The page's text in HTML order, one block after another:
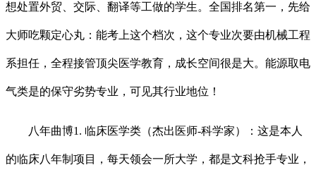
想处置外贸、交际、翻译等工做的学生。全国排名第一，先给
大师吃颗定心丸：能考上这个档次，这个专业次要由机械工程
系担任，全程接管顶尖医学教育，成长空间很是大。能源取电
气类是的保守劣势专业，可见其行业地位！
八年曲博1. 临床医学类（杰出医师-科学家）：这是本人
的临床八年制项目，每天领会一所大学，都是文科抢手专业，